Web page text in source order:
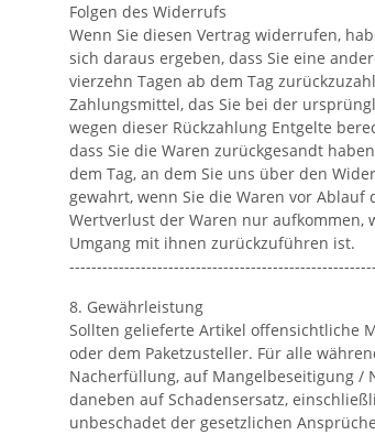
Folgen des Widerrufs
Wenn Sie diesen Vertrag widerrufen,
sich daraus ergeben, dass Sie eine
vierzehn Tagen ab dem Tag
Zahlungsmittel, das Sie bei der
wegen dieser Rückzahlung Entgelte
dass Sie die Waren zurückgesandt
dem Tag, an dem Sie uns über den
gewahrt, wenn Sie die Waren vor
Wertverlust der Waren nur aufkommen,
Umgang mit ihnen zurückzuführen ist.
8. Gewährleistung
Sollten gelieferte Artikel offensichtliche
oder dem Paketzusteller. Für alle
Nacherfüllung, auf Mangelbeseitigung /
daneben auf Schadensersatz,
unbeschadet der gesetzlichen